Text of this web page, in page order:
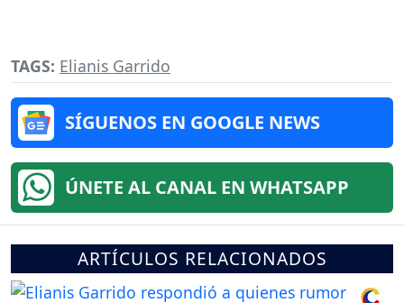
TAGS: Elianis Garrido
SÍGUENOS EN GOOGLE NEWS
ÚNETE AL CANAL EN WHATSAPP
ARTÍCULOS RELACIONADOS